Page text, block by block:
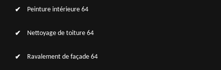
Peinture intérieure 64
Nettoyage de toiture 64
Ravalement de façade 64